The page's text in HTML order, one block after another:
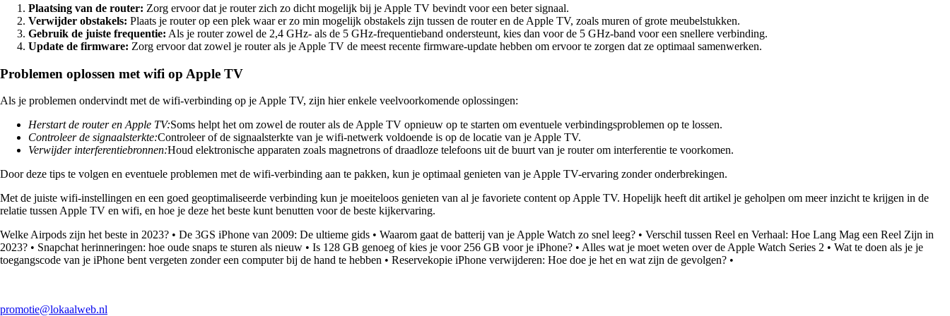
Plaatsing van de router: Zorg ervoor dat je router zich zo dicht mogelijk bij je Apple TV bevindt voor een beter signaal.
Verwijder obstakels: Plaats je router op een plek waar er zo min mogelijk obstakels zijn tussen de router en de Apple TV, zoals muren of grote meubelstukken.
Gebruik de juiste frequentie: Als je router zowel de 2,4 GHz- als de 5 GHz-frequentieband ondersteunt, kies dan voor de 5 GHz-band voor een snellere verbinding.
Update de firmware: Zorg ervoor dat zowel je router als je Apple TV de meest recente firmware-update hebben om ervoor te zorgen dat ze optimaal samenwerken.
Problemen oplossen met wifi op Apple TV
Als je problemen ondervindt met de wifi-verbinding op je Apple TV, zijn hier enkele veelvoorkomende oplossingen:
Herstart de router en Apple TV:Soms helpt het om zowel de router als de Apple TV opnieuw op te starten om eventuele verbindingsproblemen op te lossen.
Controleer de signaalsterkte:Controleer of de signaalsterkte van je wifi-netwerk voldoende is op de locatie van je Apple TV.
Verwijder interferentiebronnen:Houd elektronische apparaten zoals magnetrons of draadloze telefoons uit de buurt van je router om interferentie te voorkomen.
Door deze tips te volgen en eventuele problemen met de wifi-verbinding aan te pakken, kun je optimaal genieten van je Apple TV-ervaring zonder onderbrekingen.
Met de juiste wifi-instellingen en een goed geoptimaliseerde verbinding kun je moeiteloos genieten van al je favoriete content op Apple TV. Hopelijk heeft dit artikel je geholpen om meer inzicht te krijgen in de
relatie tussen Apple TV en wifi, en hoe je deze het beste kunt benutten voor de beste kijkervaring.
Welke Airpods zijn het beste in 2023? • De 3GS iPhone van 2009: De ultieme gids • Waarom gaat de batterij van je Apple Watch zo snel leeg? • Verschil tussen Reel en Verhaal: Hoe Lang Mag een Reel Zijn in
2023? • Snapchat herinneringen: hoe oude snaps te sturen als nieuw • Is 128 GB genoeg of kies je voor 256 GB voor je iPhone? • Alles wat je moet weten over de Apple Watch Series 2 • Wat te doen als je je
toegangscode van je iPhone bent vergeten zonder een computer bij de hand te hebben • Reservekopie iPhone verwijderen: Hoe doe je het en wat zijn de gevolgen? •
promotie@lokaalweb.nl